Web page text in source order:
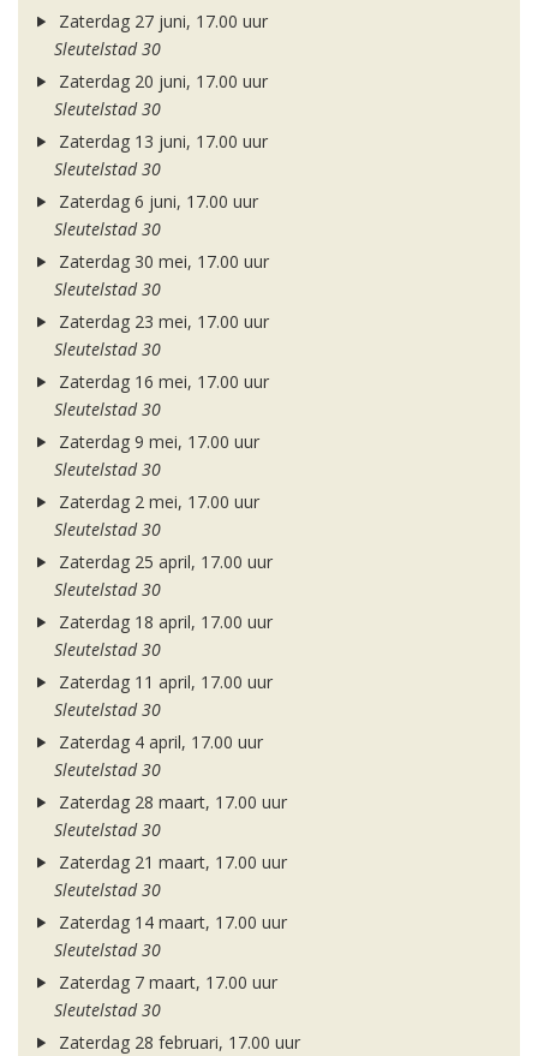
Zaterdag 27 juni, 17.00 uur
Sleutelstad 30
Zaterdag 20 juni, 17.00 uur
Sleutelstad 30
Zaterdag 13 juni, 17.00 uur
Sleutelstad 30
Zaterdag 6 juni, 17.00 uur
Sleutelstad 30
Zaterdag 30 mei, 17.00 uur
Sleutelstad 30
Zaterdag 23 mei, 17.00 uur
Sleutelstad 30
Zaterdag 16 mei, 17.00 uur
Sleutelstad 30
Zaterdag 9 mei, 17.00 uur
Sleutelstad 30
Zaterdag 2 mei, 17.00 uur
Sleutelstad 30
Zaterdag 25 april, 17.00 uur
Sleutelstad 30
Zaterdag 18 april, 17.00 uur
Sleutelstad 30
Zaterdag 11 april, 17.00 uur
Sleutelstad 30
Zaterdag 4 april, 17.00 uur
Sleutelstad 30
Zaterdag 28 maart, 17.00 uur
Sleutelstad 30
Zaterdag 21 maart, 17.00 uur
Sleutelstad 30
Zaterdag 14 maart, 17.00 uur
Sleutelstad 30
Zaterdag 7 maart, 17.00 uur
Sleutelstad 30
Zaterdag 28 februari, 17.00 uur